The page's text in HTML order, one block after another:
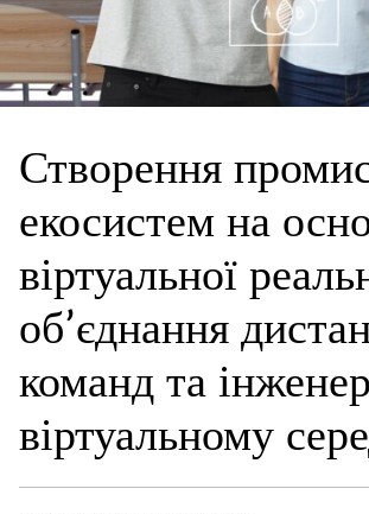
Створення
екосистем на
віртуальної
об’єднання
команд та
віртуальному